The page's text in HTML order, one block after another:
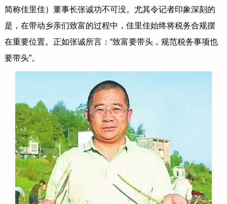
简称佳里佳）董事长张诚功不可没。尤其令记者印象深刻的
是，在带动乡亲们致富的过程中，佳里佳始终将税务合规摆
在重要位置。正如张诚所言：“致富要带头，规范税务事项也
要带头”。